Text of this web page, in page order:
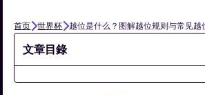
首页 世界杯 越位是什么？图解越位规则与常见越
文章目錄